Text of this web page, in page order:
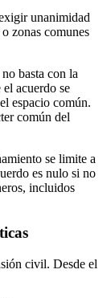
unanimidad
zonas comunes
basta con la
acuerdo se
espacio común.
común del
se limite a
es nulo si no
incluidos
civil. Desde el